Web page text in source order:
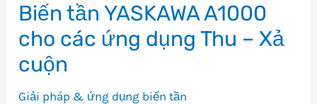
Biến tần YASKAWA A1000
cho các ứng dụng Thu – Xả
cuộn
Giải pháp & ứng dụng biến tần